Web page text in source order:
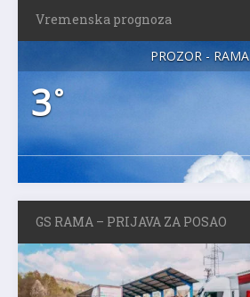
Vremenska prognoza
PROZOR - RAMA
3°
GS RAMA – PRIJAVA ZA POSAO